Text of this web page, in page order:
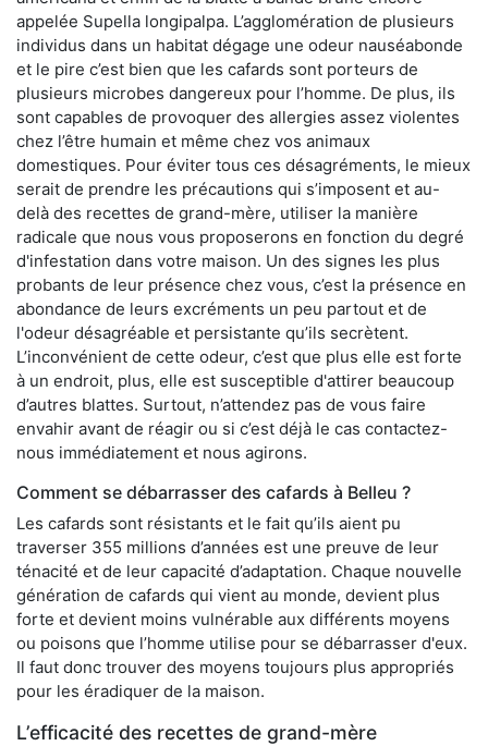
appelée Supella longipalpa. L’agglomération de plusieurs
individus dans un habitat dégage une odeur nauséabonde
et le pire c’est bien que les cafards sont porteurs de
plusieurs microbes dangereux pour l’homme. De plus, ils
sont capables de provoquer des allergies assez violentes
chez l’être humain et même chez vos animaux
domestiques. Pour éviter tous ces désagréments, le mieux
serait de prendre les précautions qui s’imposent et au-
delà des recettes de grand-mère, utiliser la manière
radicale que nous vous proposerons en fonction du degré
d'infestation dans votre maison. Un des signes les plus
probants de leur présence chez vous, c’est la présence en
abondance de leurs excréments un peu partout et de
l'odeur désagréable et persistante qu’ils secrètent.
L’inconvénient de cette odeur, c’est que plus elle est forte
à un endroit, plus, elle est susceptible d'attirer beaucoup
d’autres blattes. Surtout, n’attendez pas de vous faire
envahir avant de réagir ou si c’est déjà le cas contactez-
nous immédiatement et nous agirons.
Comment se débarrasser des cafards à Belleu ?
Les cafards sont résistants et le fait qu’ils aient pu
traverser 355 millions d’années est une preuve de leur
ténacité et de leur capacité d’adaptation. Chaque nouvelle
génération de cafards qui vient au monde, devient plus
forte et devient moins vulnérable aux différents moyens
ou poisons que l’homme utilise pour se débarrasser d'eux.
Il faut donc trouver des moyens toujours plus appropriés
pour les éradiquer de la maison.
L’efficacité des recettes de grand-mère